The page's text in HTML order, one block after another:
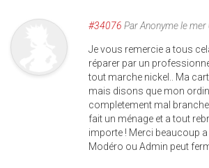
#34076 ParAnonymele
Je vous remercie a tous
réparer par un
tout marche nickel.. Ma
mais disons que mon
completement mal
fait un ménage et a tout
importe ! Merci beaucoup
Modéro ou Admin peut